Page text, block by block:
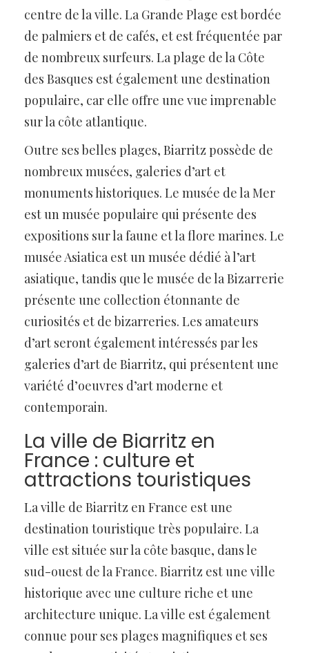
centre de la ville. La Grande Plage est bordée
de palmiers et de cafés, et est fréquentée par
de nombreux surfeurs. La plage de la Côte
des Basques est également une destination
populaire, car elle offre une vue imprenable
sur la côte atlantique.
Outre ses belles plages, Biarritz possède de
nombreux musées, galeries d’art et
monuments historiques. Le musée de la Mer
est un musée populaire qui présente des
expositions sur la faune et la flore marines. Le
musée Asiatica est un musée dédié à l’art
asiatique, tandis que le musée de la Bizarrerie
présente une collection étonnante de
curiosités et de bizarreries. Les amateurs
d’art seront également intéressés par les
galeries d’art de Biarritz, qui présentent une
variété d’oeuvres d’art moderne et
contemporain.
La ville de Biarritz en
France : culture et
attractions touristiques
La ville de Biarritz en France est une
destination touristique très populaire. La
ville est située sur la côte basque, dans le
sud-ouest de la France. Biarritz est une ville
historique avec une culture riche et une
architecture unique. La ville est également
connue pour ses plages magnifiques et ses